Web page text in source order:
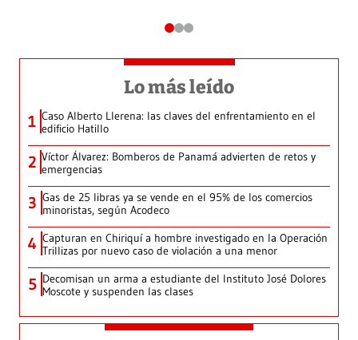
Lo más leído
1 Caso Alberto Llerena: las claves del enfrentamiento en el
edificio Hatillo
2 Víctor Álvarez: Bomberos de Panamá advierten de retos y
emergencias
3 Gas de 25 libras ya se vende en el 95% de los comercios
minoristas, según Acodeco
4 Capturan en Chiriquí a hombre investigado en la Operación
Trillizas por nuevo caso de violación a una menor
5 Decomisan un arma a estudiante del Instituto José Dolores
Moscote y suspenden las clases